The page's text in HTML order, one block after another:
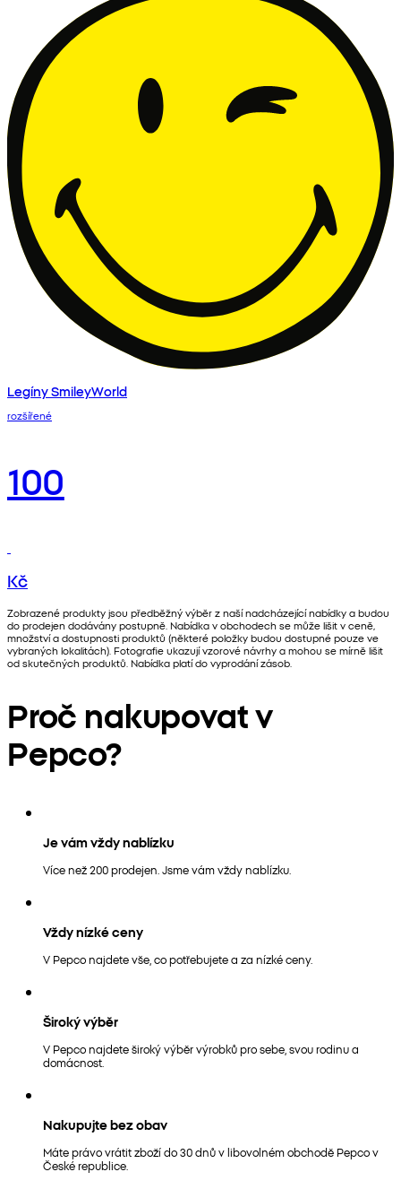
Legíny SmileyWorld
rozšířené
100
Kč
Zobrazené produkty jsou předběžný výběr z naší nadcházející nabídky a budou
do prodejen dodávány postupně. Nabídka v obchodech se může lišit v ceně,
množství a dostupnosti produktů (některé položky budou dostupné pouze ve
vybraných lokalitách). Fotografie ukazují vzorové návrhy a mohou se mírně lišit
od skutečných produktů. Nabídka platí do vyprodání zásob.
Proč nakupovat v
Pepco?
Je vám vždy nablízku
Více než 200 prodejen. Jsme vám vždy nablízku.
Vždy nízké ceny
V Pepco najdete vše, co potřebujete a za nízké ceny.
Široký výběr
V Pepco najdete široký výběr výrobků pro sebe, svou rodinu a
domácnost.
Nakupujte bez obav
Máte právo vrátit zboží do 30 dnů v libovolném obchodě Pepco v
České republice.